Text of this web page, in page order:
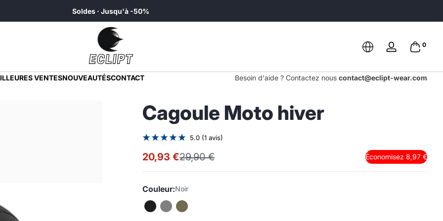
Soldes · Jusqu'à -50%
Se
0
VENTESNOUVEAUTÉSCONTACT Besoin d'aide ? Contactez nous contact@eclipt-wear.com
Cagoule Moto hiver
5.0 (1 avis)
Prix
20,93 €
Prix
29,90 € Économisez 8,97 €
Couleur:Noir